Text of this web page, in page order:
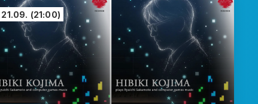
21.09. (21:00)